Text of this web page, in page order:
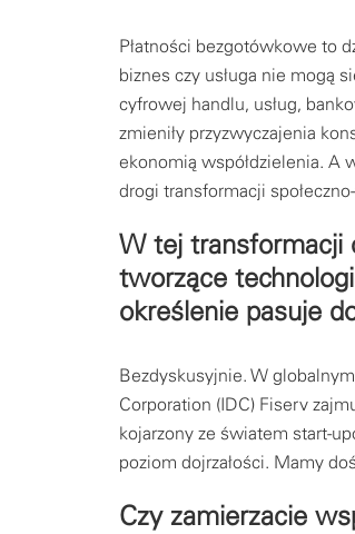
Płatności bezgotówkowe to
biznes czy usługa nie mogą
cyfrowej handlu, usług,
zmieniły przyzwyczajenia
ekonomią współdzielenia. A
drogi transformacji
W tej transformacji
tworzące
określenie pasuje
Bezdyskusyjnie. W
Corporation (IDC) Fiserv
kojarzony ze światem start-
poziom dojrzałości. Mamy
Czy zamierzacie